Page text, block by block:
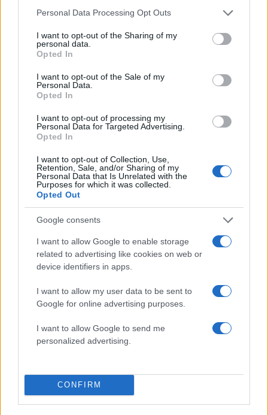
Please note that this website/app uses one or more Google
not limited to your visit or usage behaviour. You may click to
grant or deny consent to Google and its third-party tags to
use your data for below specified purposes in below Google
consent section.
Personal Data Processing Opt Outs
I want to opt-out of the Sharing of my
personal data.
Opted In
I want to opt-out of the Sale of my
Personal Data.
Opted In
I want to opt-out of processing my
Personal Data for Targeted Advertising.
Opted In
I want to opt-out of Collection, Use,
Retention, Sale, and/or Sharing of my
Personal Data that Is Unrelated with the
Purposes for which it was collected.
Opted Out
Google consents
I want to allow Google to enable storage
related to advertising like cookies on web or
device identifiers in apps.
I want to allow my user data to be sent to
Google for online advertising purposes.
I want to allow Google to send me
personalized advertising.
CONFIRM
06:2522.04.26
Σήμερα οι ανακοινώσεις για το ύψος του
στους χαμηλοσυνταξιούχους και παράταση
στην επιδότηση για ντίζελ και λιπάσματα
08:21 18.04.26
Πρόκριμα για νέο πακέτο μέτρων στήριξης τα
στοιχεία Eurostat και ΕΛΣΤΑΤ για το